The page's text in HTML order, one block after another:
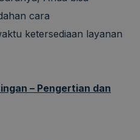
cara
ketersediaan layanan
– Pengertian dan